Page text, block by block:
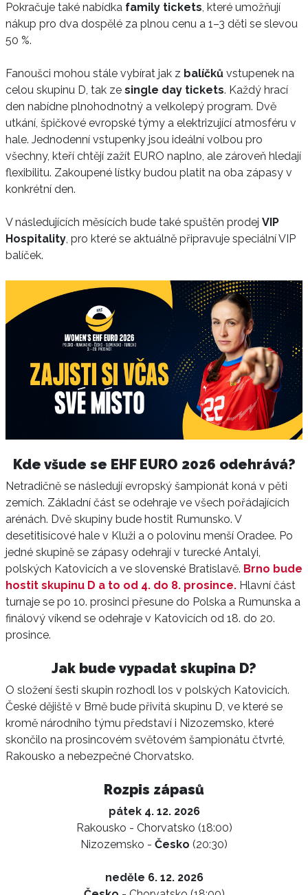
Pokračuje také nabídka family tickets, které umožňují
nákup pro dva dospělé za plnou cenu a 1–3 děti se slevou
50 %.
Fanoušci mohou stále vybírat jak z balíčků vstupenek na
celou skupinu D, tak ze single day tickets. Každý hrací
den nabídne plnohodnotný a velkolepý program. Dvě
utkání, špičkové evropské týmy a elektrizující atmosféru v
hale. Jednodenní vstupenky jsou ideální volbou pro
všechny, kteří chtějí zažít EURO naplno, ale zároveň hledají
flexibilitu. Zakoupené lístky budou platit na oba zápasy v
konkrétní den.
V následujících měsících bude také spuštěn prodej VIP
Hospitality, pro které se aktuálně připravuje speciální VIP
balíček.
Kde všude se EHF EURO 2026 odehrává?
Netradičně se následují evropský šampionát koná v pěti
zemích. Základní část se odehraje ve všech pořádajících
arénách. Dvě skupiny bude hostit Rumunsko. V
desetitisícové hale v Kluži a o polovinu menší Oradee. Po
jedné skupině se zápasy odehrají v turecké Antalyi,
polských Katovicích a ve slovenské Bratislavě. Brno bude
hostit skupinu D a to od 4. do 8. prosince. Hlavní část
turnaje se po 10. prosinci přesune do Polska a Rumunska a
finálový víkend se odehraje v Katovicích od 18. do 20.
prosince.
Jak bude vypadat skupina D?
O složení šesti skupin rozhodl los v polských Katovicích.
České dějiště v Brně bude přivítá skupinu D, ve které se
kromě národního týmu představí i Nizozemsko, které
skončilo na prosincovém světovém šampionátu čtvrté,
Rakousko a nebezpečné Chorvatsko.
Rozpis zápasů
pátek 4. 12. 2026
Rakousko - Chorvatsko (18:00)
Nizozemsko - Česko (20:30)
neděle 6. 12. 2026